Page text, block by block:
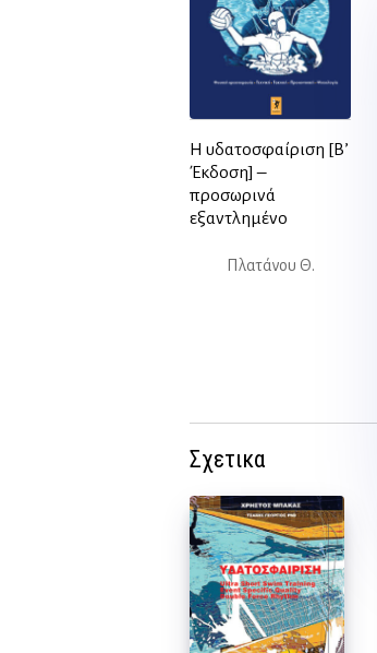
Η υδατοσφαίριση [Β’
Έκδοση] –
προσωρινά
εξαντλημένο
Πλατάνου Θ.
Σχετικα